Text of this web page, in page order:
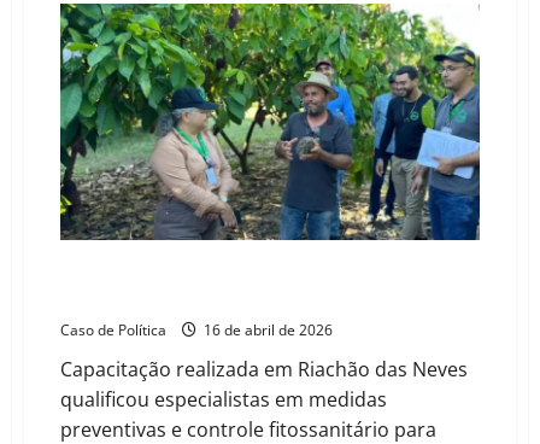
aprova
projeto
que
fixa
percentual
mínimo
de
cacau
em
chocolates
no
Brasil
Caso de Política 16 de abril de 2026
Capacitação realizada em Riachão das Neves
qualificou especialistas em medidas
preventivas e controle fitossanitário para